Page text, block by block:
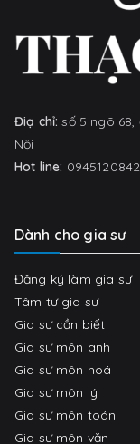
Điạ chỉ:số 5 ngõ 68,
Nội
Hot line: 0945120842
Dành cho gia sư
Đăng ký làm gia sư
Tâm tư gia sư
Gia sư cần biết
Gia sư môn anh
Gia sư môn hoá
Gia sư môn lý
Gia sư môn toán
Gia sư môn văn